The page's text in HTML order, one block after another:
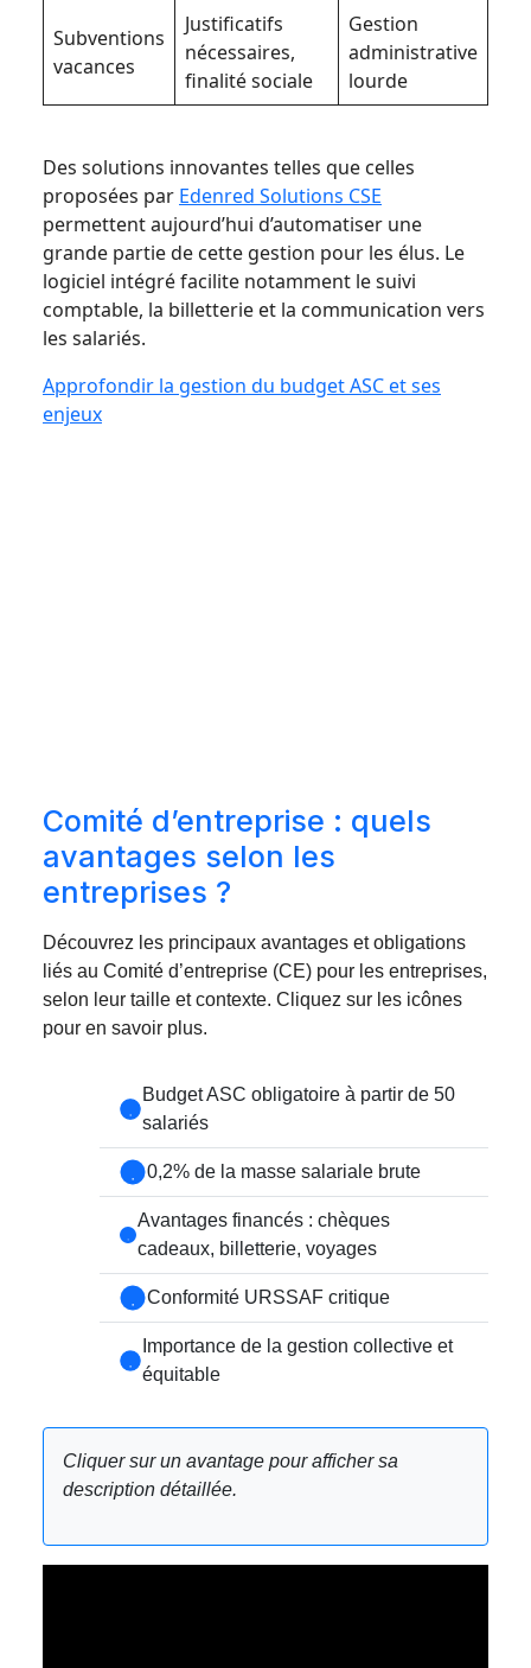
Subventions
vacances
Justificatifs
nécessaires,
finalité sociale
Gestion
administrative
lourde
Des solutions innovantes telles que celles
proposées par Edenred Solutions CSE
permettent aujourd’hui d’automatiser une
grande partie de cette gestion pour les élus. Le
logiciel intégré facilite notamment le suivi
comptable, la billetterie et la communication vers
les salariés.
Approfondir la gestion du budget ASC et ses
enjeux
Comité d’entreprise : quels
avantages selon les
entreprises ?
Découvrez les principaux avantages et obligations
liés au Comité d’entreprise (CE) pour les entreprises,
selon leur taille et contexte. Cliquez sur les icônes
pour en savoir plus.
Budget ASC obligatoire à partir de 50
salariés
0,2% de la masse salariale brute
Avantages financés : chèques
cadeaux, billetterie, voyages
Conformité URSSAF critique
Importance de la gestion collective et
équitable
Cliquer sur un avantage pour afficher sa
description détaillée.